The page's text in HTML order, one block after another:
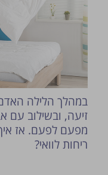
זיעה, ובשילוב עם
מפעם לפעם. אז איך
ריחות לוואי?
פרסום הטיפ מותנה